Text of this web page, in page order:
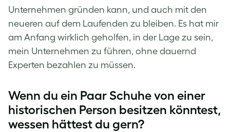
Unternehmen gründen kann, und auch mit den
neueren auf dem Laufenden zu bleiben. Es hat mir
am Anfang wirklich geholfen, in der Lage zu sein,
mein Unternehmen zu führen, ohne dauernd
Experten bezahlen zu müssen.
Wenn du ein Paar Schuhe von einer
historischen Person besitzen könntest,
wessen hättest du gern?